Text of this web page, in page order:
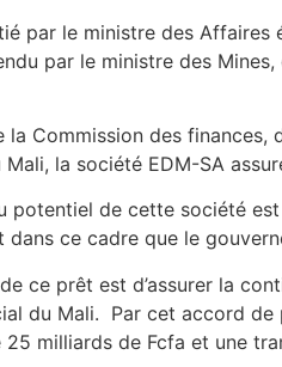
par le ministre des
par le ministre des Mines,
Commission des finances,
la société EDM-SA
potentiel de cette société
dans ce cadre que le
ce prêt est d’assurer la
du Mali. Par cet accord de
milliards de Fcfa et une